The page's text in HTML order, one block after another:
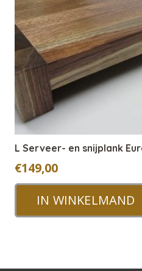
L Serveer- en snijplank
€149,00
IN WINKELMAND